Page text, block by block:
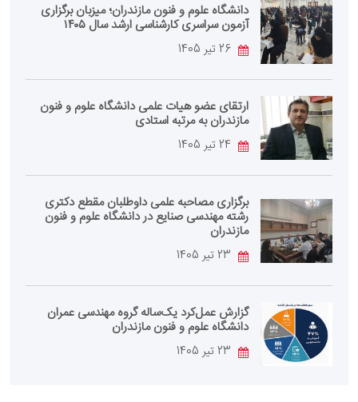
دانشگاه علوم و فنون مازندران؛ میزبان برگزاری
آزمون سراسری کارشناسی‌ ارشد سال ۱۴۰۵
ارتقای عضو هیات علمی دانشگاه علوم و فنون
مازندران به مرتبه استادی
برگزاری مصاحبه علمی داوطلبان مقطع دکتری
رشته مهندسی صنایع در دانشگاه علوم و فنون
مازندران
گزارش عمل‌کرد یک‌ساله گروه مهندسی عمران
دانشگاه علوم و فنون مازندران